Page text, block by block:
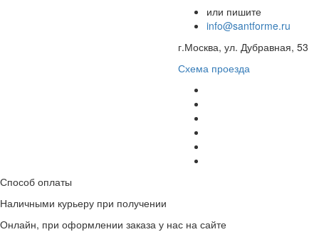
или пишите
info@santforme.ru
г.Москва, ул. Дубравная, 53
Схема проезда
Способ оплаты
Наличными курьеру при получении
Онлайн, при оформлении заказа у нас на сайте